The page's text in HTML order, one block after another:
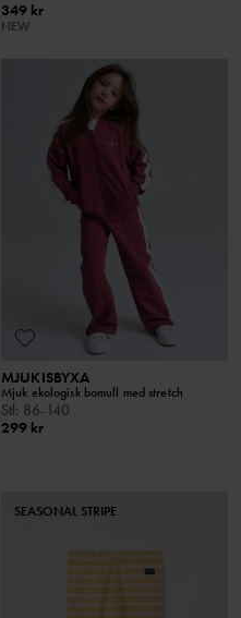
349 kr
NEW
MJUKISBYXA
Mjuk ekologisk bomull med stretch
Stl: 86-140
299 kr
SEASONAL STRIPE